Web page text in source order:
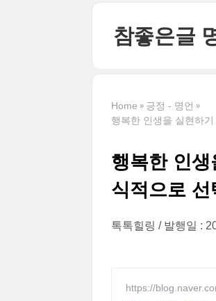
참좋은글
Home
긍정 - 명언
행복한 인생을 실현하
행복한 인
식적으로
톡톡힐링 발행일 :
https://